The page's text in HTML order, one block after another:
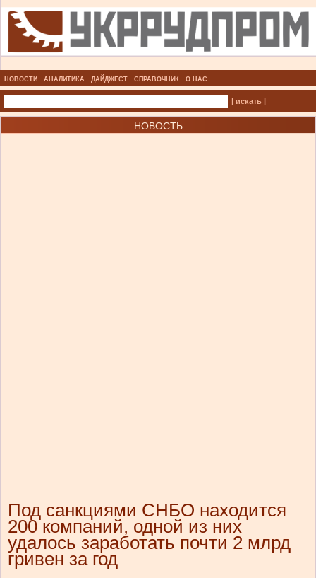
НОВОСТИ АНАЛИТИКА ДАЙДЖЕСТ СПРАВОЧНИК О НАС
| искать |
НОВОСТЬ
Под санкциями СНБО находится
200 компаний, одной из них
удалось заработать почти 2 млрд
гривен за год